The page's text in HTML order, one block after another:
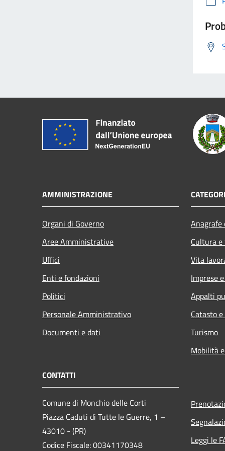
AMMINISTRAZIONE
Organi di Governo
Aree Amministrative
Uffici
Enti e fondazioni
Politici
Personale Amministrativo
Documenti e dati
Cultura
Vita
Imprese
Appalti
Catasto
Turismo
Mobilità
CONTATTI
Comune di Monchio delle Corti
Piazza Caduti di Tutte le Guerre, 1 –
43010 - (PR)
Codice Fiscale: 00341170348
Leggi le